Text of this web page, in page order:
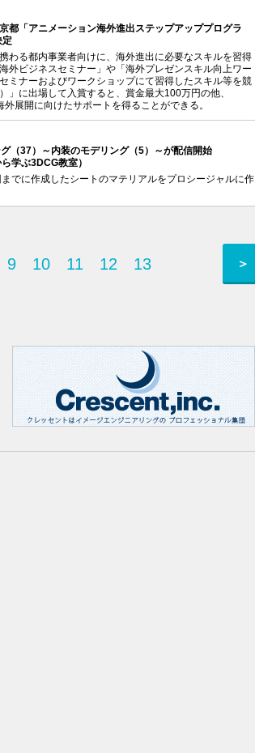
都「アニメーション海外進出ステップアッププログラ
定
わる都内事業者向けに、海外進出に必要なスキルを習得
外ビジネスセミナー」や「海外プレゼンスキル向上ワー
ミナーおよびワークショップにて習得したスキル等を競
に出場して入賞すると、賞金最大100万円の他、
展開に向けたサポートを得ることができる。
（37）～内装のモデリング（5）～が配信開始
学ぶ3DCG教室）
でに作成したシートのマテリアルをプロシージャルに作
9 10 11 12 13 ＞